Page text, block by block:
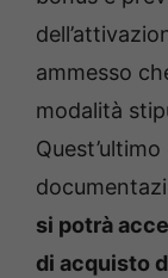
ammesso
modalità
si potrà
di acquisto